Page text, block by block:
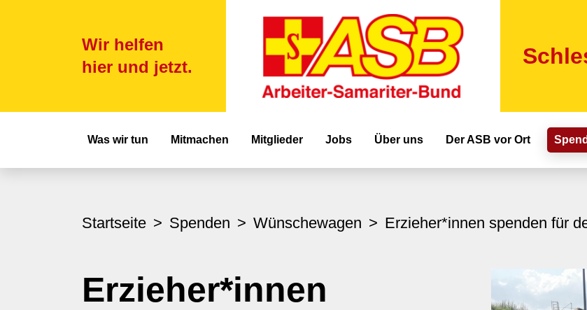
Wir helfen
hier und jetzt.
Hauptnavigation
Was wir tun Mitmachen Mitglieder Jobs Über uns Der ASB vor Ort
Startseite Spenden Wünschewagen Erzieher*innen spenden für
Erzieher*innen